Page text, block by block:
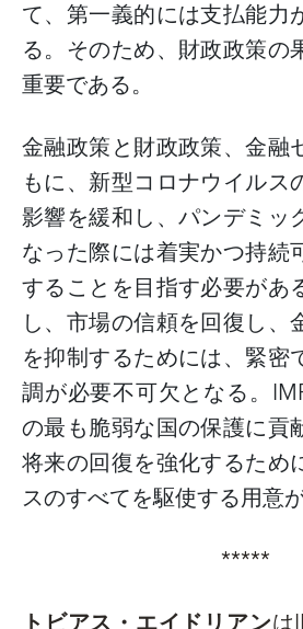
て、第一義的には支払能力
る。そのため、財政政策の
重要である。
金融政策と財政政策、金融
もに、新型コロナウイルス
影響を緩和し、パンデミッ
なった際には着実かつ持続
することを目指す必要があ
し、市場の信頼を回復し、
を抑制するためには、緊密
調が必要不可欠となる。
の最も脆弱な国の保護に貢
将来の回復を強化するため
スのすべてを駆使する用意が
*****